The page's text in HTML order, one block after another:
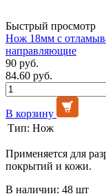
Быстрый просмотр
Нож 18мм с
направляющие
90 руб.
84.60 руб.
В корзину
Тип: Нож
Применяется для
покрытий и кожи.
В наличии: 48 шт